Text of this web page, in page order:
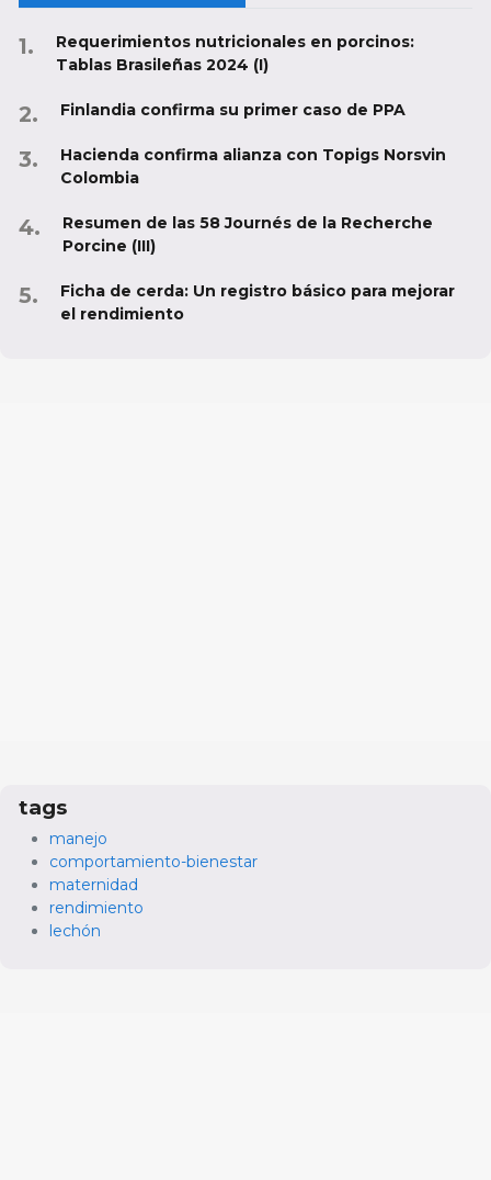
Requerimientos nutricionales en porcinos:
Tablas Brasileñas 2024 (I)
Finlandia confirma su primer caso de PPA
Hacienda confirma alianza con Topigs Norsvin
Colombia
Resumen de las 58 Journés de la Recherche
Porcine (III)
Ficha de cerda: Un registro básico para mejorar
el rendimiento
tags
manejo
comportamiento-bienestar
maternidad
rendimiento
lechón